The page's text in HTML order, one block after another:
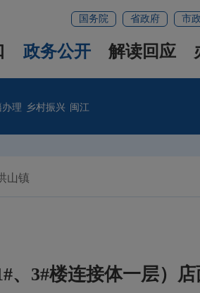
国务院 省政府 市
政务公开 解读回应
办理 乡村振兴 闽江
山镇
、3#楼连接体一层）店